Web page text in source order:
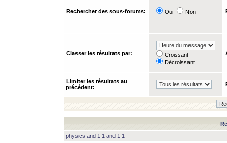
Rechercher des sous-forums: Oui Non
Classer les résultats par:
Croissant
Décroissant
Limiter les résultats au
précédent:
physics and 1 1 and 1 1